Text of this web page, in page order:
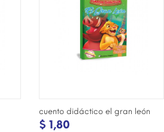
cuento didáctico el gran león
$ 1,80